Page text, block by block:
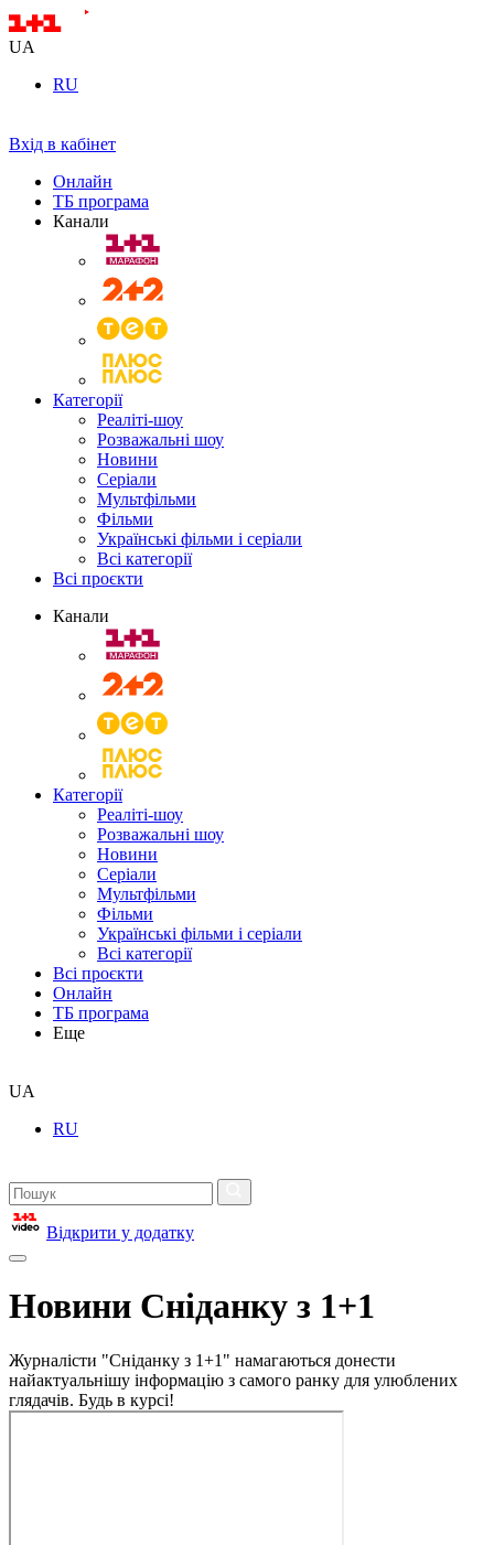
UA
RU
Вхід в кабінет
Онлайн
ТБ програма
Канали
Категорії
Реаліті-шоу
Розважальні шоу
Новини
Серіали
Мультфільми
Фільми
Українські фільми і серіали
Всі категорії
Всі проєкти
Канали
Категорії
Реаліті-шоу
Розважальні шоу
Новини
Серіали
Мультфільми
Фільми
Українські фільми і серіали
Всі категорії
Всі проєкти
Онлайн
ТБ програма
Еще
UA
RU
Відкрити у додатку
Новини Сніданку з 1+1
Журналісти "Сніданку з 1+1" намагаються донести
найактуальнішу інформацію з самого ранку для улюблених
глядачів. Будь в курсі!